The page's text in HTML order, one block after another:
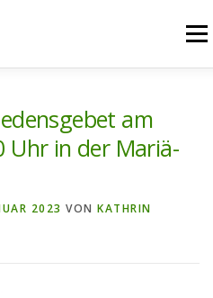
Menü
am
Uhr in der Mariä-
2023 VON KATHRIN